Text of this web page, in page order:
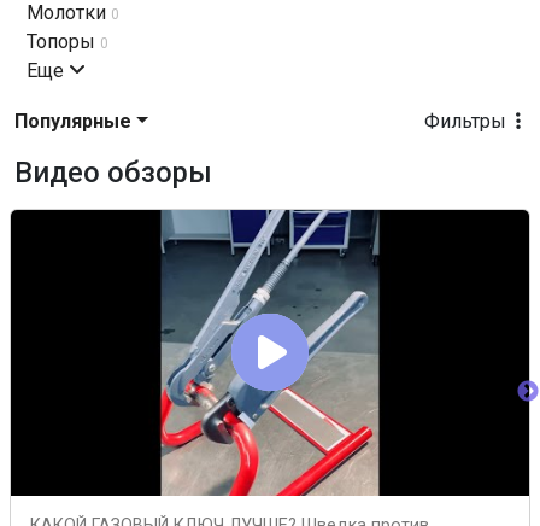
Молотки 0
Топоры 0
Еще
Фильтры
Популярные
Видео обзоры